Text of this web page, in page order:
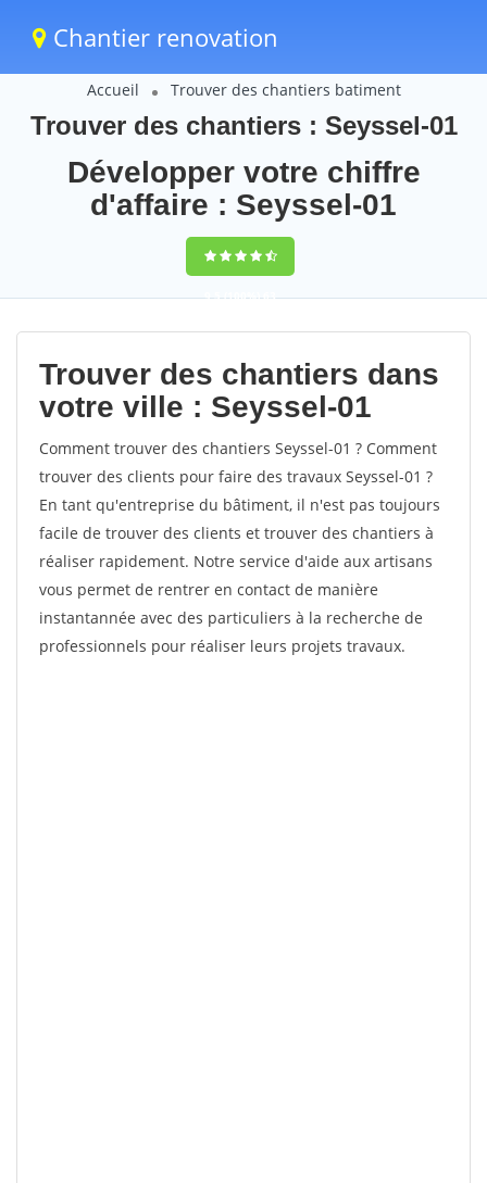
Chantier renovation
Accueil Trouver des chantiers batiment
Trouver des chantiers : Seyssel-01
Développer votre chiffre
d'affaire : Seyssel-01
9,5(100%)63
votes
Trouver des chantiers dans
votre ville : Seyssel-01
Comment trouver des chantiers Seyssel-01 ? Comment
trouver des clients pour faire des travaux Seyssel-01 ?
En tant qu'entreprise du bâtiment, il n'est pas toujours
facile de trouver des clients et trouver des chantiers à
réaliser rapidement. Notre service d'aide aux artisans
vous permet de rentrer en contact de manière
instantannée avec des particuliers à la recherche de
professionnels pour réaliser leurs projets travaux.